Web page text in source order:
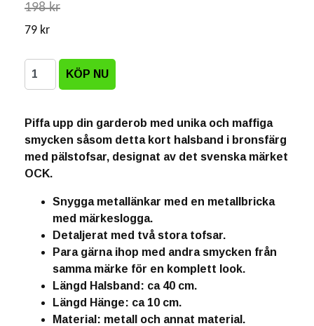
198 kr
79 kr
Piffa upp din garderob med unika och maffiga
smycken såsom detta kort halsband i bronsfärg
med pälstofsar, designat av det svenska märket
OCK.
Snygga metallänkar med en metallbricka
med märkeslogga.
Detaljerat med två stora tofsar.
Para gärna ihop med andra smycken från
samma märke för en komplett look.
Längd Halsband: ca 40 cm.
Längd Hänge: ca 10 cm.
Material: metall och annat material.